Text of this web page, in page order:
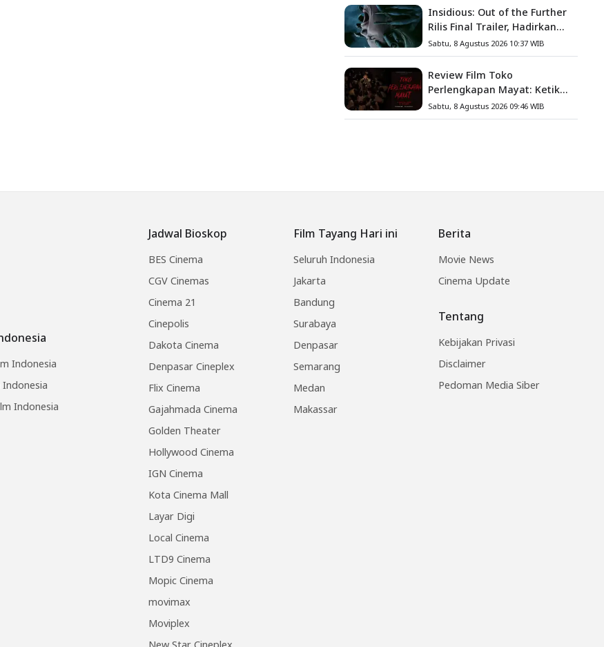
Insidious: Out of the Further
Rilis Final Trailer, Hadirkan
Teror Baru, Iblis Kini Masuk
ke Dunia Manusia
Sabtu, 8 Agustus 2026 10:37 WIB
Review Film Toko
Perlengkapan Mayat: Ketika
Kutukan Keluarga Menjadi
Sumber Teror yang
Sabtu, 8 Agustus 2026 09:46 WIB
Indonesia
Indonesia
Jadwal Bioskop
BES Cinema
CGV Cinemas
Cinema 21
Cinepolis
Dakota Cinema
Denpasar Cineplex
Flix Cinema
Gajahmada Cinema
Golden Theater
Hollywood Cinema
IGN Cinema
Kota Cinema Mall
Layar Digi
Local Cinema
LTD9 Cinema
Mopic Cinema
movimax
Moviplex
New Star Cineplex
Film Tayang Hari ini
Seluruh Indonesia
Jakarta
Bandung
Surabaya
Denpasar
Semarang
Medan
Makassar
Berita
Movie News
Cinema Update
Tentang
Kebijakan Privasi
Disclaimer
Pedoman Media Siber